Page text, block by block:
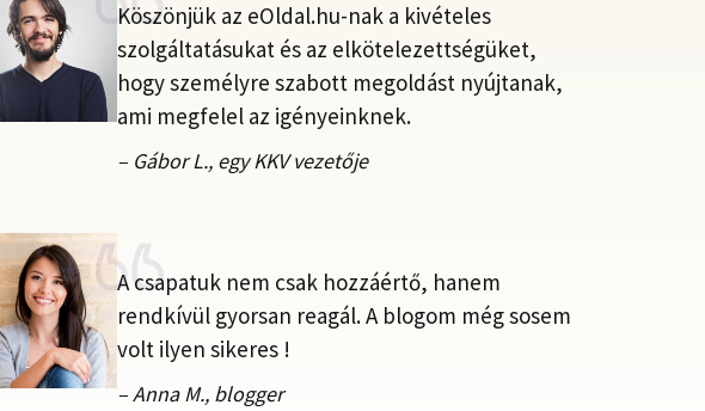
Köszönjük az eOldal.hu-nak a kivételes
szolgáltatásukat és az elkötelezettségüket,
hogy személyre szabott megoldást nyújtanak,
ami megfelel az igényeinknek.
– Gábor L., egy KKV vezetője
A csapatuk nem csak hozzáértő, hanem
rendkívül gyorsan reagál. A blogom még sosem
volt ilyen sikeres !
– Anna M., blogger